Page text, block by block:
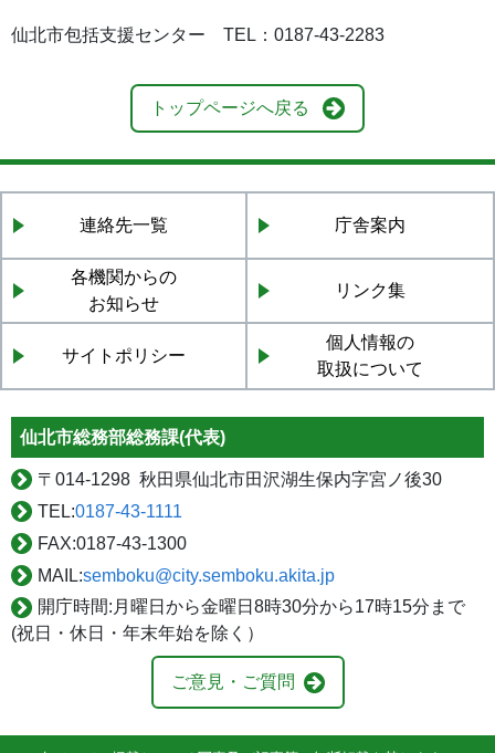
仙北市包括支援センター TEL：0187-43-2283
トップページへ戻る
連絡先一覧 庁舎案内
各機関からの
お知らせ
リンク集
サイトポリシー
個人情報の
取扱について
仙北市総務部総務課(代表)
〒 014-1298 秋田県仙北市田沢湖生保内字宮ノ後30
TEL:0187-43-1111
FAX:0187-43-1300
MAIL:semboku@city.semboku.akita.jp
開庁時間: 月曜日から金曜日8時30分から17時15分まで
(祝日・休日・年末年始を除く）
ご意見・ご質問